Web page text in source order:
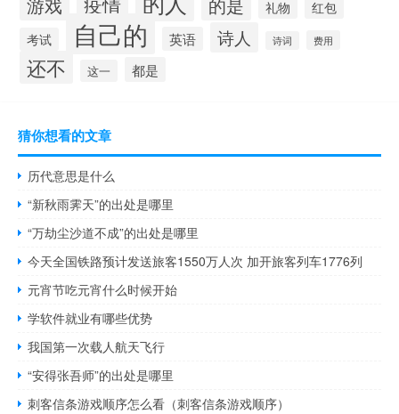
礼物
红包
考试
自己的 英语 诗人 诗词 费用
还不 这一 都是
猜你想看的文章
历代意思是什么
“新秋雨霁天”的出处是哪里
“万劫尘沙道不成”的出处是哪里
今天全国铁路预计发送旅客1550万人次 加开旅客列车1776列
元宵节吃元宵什么时候开始
学软件就业有哪些优势
我国第一次载人航天飞行
“安得张吾师”的出处是哪里
刺客信条游戏顺序怎么看（刺客信条游戏顺序）